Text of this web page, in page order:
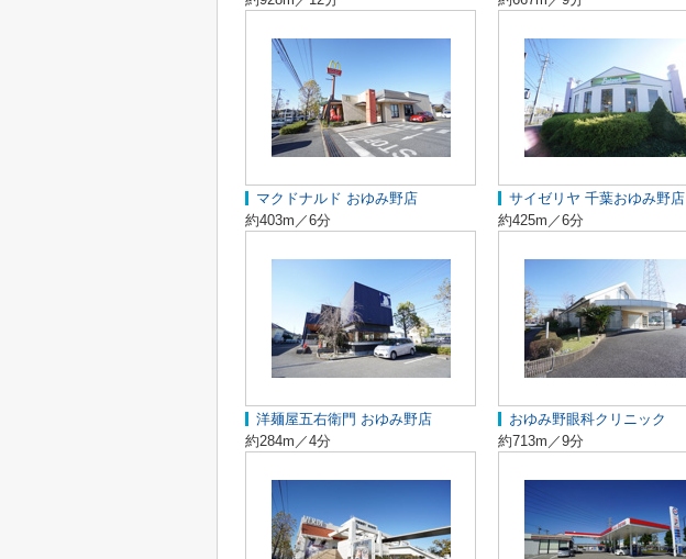
マクドナルド おゆみ野店
約403m／6分
サイゼリヤ 千葉おゆみ野店
約425m／6分
洋麺屋五右衛門 おゆみ野店
約284m／4分
おゆみ野眼科クリニック
約713m／9分